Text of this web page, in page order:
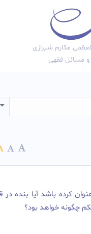
مکارم شیرازی
و مسائل فقهی
کرده باشد آیا بنده در
چگونه خواهد بود؟